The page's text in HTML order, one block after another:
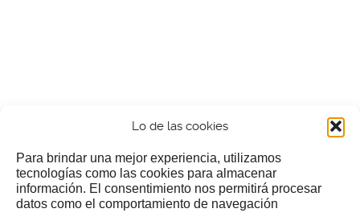
Lo de las cookies
Para brindar una mejor experiencia, utilizamos
tecnologías como las cookies para almacenar
información. El consentimiento nos permitirá procesar
datos como el comportamiento de navegación
¿Nos invitas a un cafecillo?